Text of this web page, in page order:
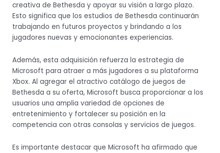
creativa de Bethesda y apoyar su visión a largo plazo.
Esto significa que los estudios de Bethesda continuarán
trabajando en futuros proyectos y brindando a los
jugadores nuevas y emocionantes experiencias.
Además, esta adquisición refuerza la estrategia de
Microsoft para atraer a más jugadores a su plataforma
Xbox. Al agregar el atractivo catálogo de juegos de
Bethesda a su oferta, Microsoft busca proporcionar a los
usuarios una amplia variedad de opciones de
entretenimiento y fortalecer su posición en la
competencia con otras consolas y servicios de juegos.
Es importante destacar que Microsoft ha afirmado que